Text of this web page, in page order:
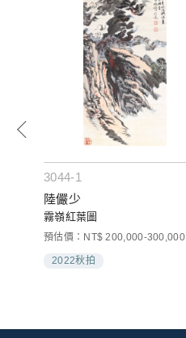
3044-1
陸儼少
霧嶺紅葉圖
預估價：NT$ 200,000-300,000
2022秋拍